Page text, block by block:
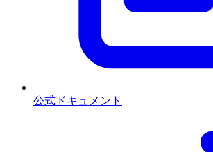
公式ドキュメント